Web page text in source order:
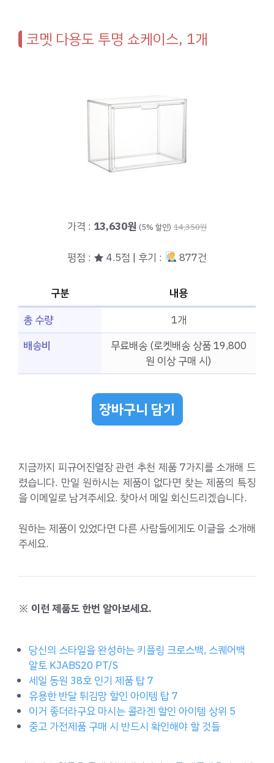
코멧 다용도 투명 쇼케이스, 1개
가격 : 13,630원 (5% 할인) 14,350원
평점 : ★ 4.5점 | 후기 : 877건
구분
내용
총 수량
1개
배송비
무료배송 (로켓배송 상품 19,800
원 이상 구매 시)
장바구니 담기
지금까지 피규어진열장 관련 추천 제품 7가지를 소개해 드
렸습니다. 만일 원하시는 제품이 없다면 찾는 제품의 특징
을 이메일로 남겨주세요. 찾아서 메일 회신드리겠습니다.
원하는 제품이 있었다면 다른 사람들에게도 이글을 소개해
주세요.
※ 이런 제품도 한번 알아보세요.
당신의 스타일을 완성하는 키플링 크로스백, 스퀘어백
알토 KJABS20 PT/S
세일 동원 38호 인기 제품 탑 7
유용한 반달 튀김망 할인 아이템 탑 7
이거 좋더라구요 마시는 콜라겐 할인 아이템 상위 5
중고 가전제품 구매 시 반드시 확인해야 할 것들